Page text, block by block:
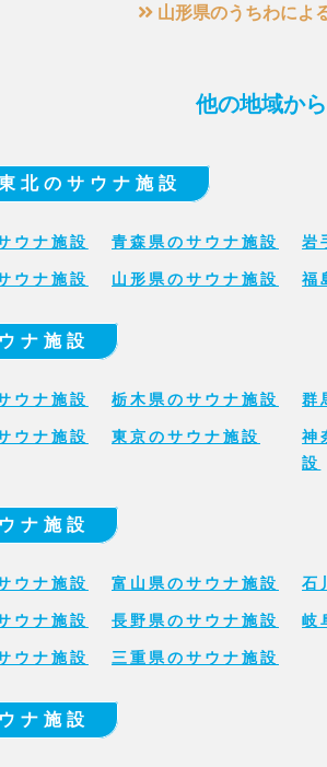
山形県のうちわによ
他の地域か
北のサウナ施設
ウナ施設 青森県のサウナ施設 岩
ウナ施設 山形県のサウナ施設 福
ナ施設
ウナ施設 栃木県のサウナ施設 群
ウナ施設 東京のサウナ施設
神
設
ナ施設
ウナ施設 富山県のサウナ施設 石
ウナ施設 長野県のサウナ施設 岐
ウナ施設 三重県のサウナ施設
ナ施設